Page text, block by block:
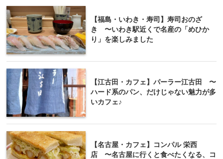
【福島・いわき・寿司】寿司おのざ
き 〜いわき駅近くで名産の「めひか
り」を楽しみました
【江古田・カフェ】パーラー江古田 〜
ハード系のパン、だけじゃない魅力が多
いカフェ♪
【名古屋・カフェ】コンパル 栄西
店 〜名古屋に行くと食べたくなる、コ